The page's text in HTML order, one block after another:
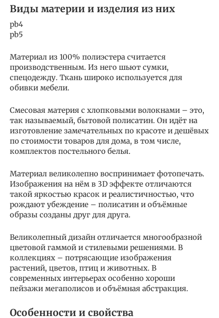
Виды материи и изделия из них
pb4
pb5
Материал из 100% полиэстера считается
производственным. Из него шьют сумки,
спецодежду. Ткань широко используется для
обивки мебели.
Смесовая материя с хлопковыми волокнами – это,
так называемый, бытовой полисатин. Он идёт на
изготовление замечательных по красоте и дешёвых
по стоимости товаров для дома, в том числе,
комплектов постельного белья.
Материал великолепно воспринимает фотопечать.
Изображения на нём в 3D эффекте отличаются
такой яркостью красок и реалистичностью, что
рождают убеждение – полисатин и объёмные
образы созданы друг для друга.
Великолепный дизайн отличается многообразной
цветовой гаммой и стилевыми решениями. В
коллекциях – потрясающие изображения
растений, цветов, птиц и животных. В
современных интерьерах особенно хороши
пейзажи мегаполисов и объёмная абстракция.
Особенности и свойства